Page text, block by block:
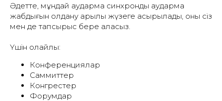
Әдетте, мұндай аударма синхронды аударма
жабдығын қолдану арқылы жүзеге асырылады, оны сіз
мен де тапсырыс бере аласыз.
Үшін қолайлы:
Конференциялар
Саммиттер
Конгрестер
Форумдар